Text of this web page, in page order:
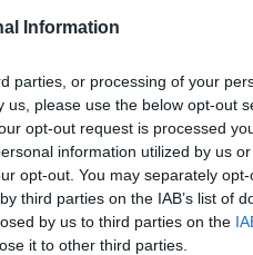
Information
parties, or processing of your
please use the below opt-out
opt-out request is processed
information utilized by us
opt-out. You may separately
third parties on the IAB’s list of
by us to third parties on the
it to other third parties.
όπως τότε, αλλά
ματιά
ανάμεσα στην
και σε